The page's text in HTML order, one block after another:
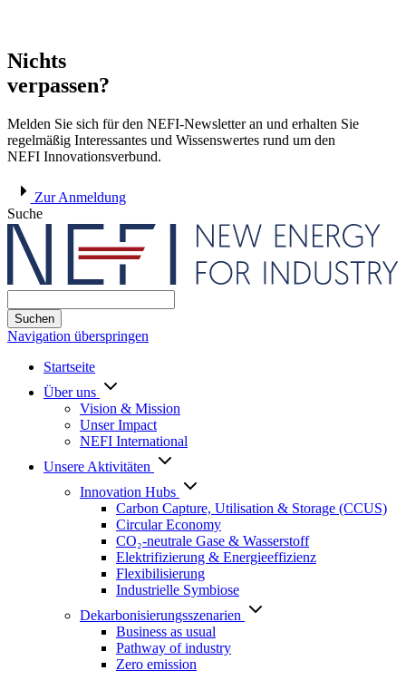
Nichts
verpassen?
Melden Sie sich für den NEFI-Newsletter an und erhalten Sie
regelmäßig Interessantes und Wissenswertes rund um den
NEFI Innovationsverbund.
Zur Anmeldung
Suche
Suchen
Navigation überspringen
Startseite
Über uns
Vision & Mission
Unser Impact
NEFI International
Unsere Aktivitäten
Innovation Hubs
Carbon Capture, Utilisation & Storage (CCUS)
Circular Economy
CO₂-neutrale Gase & Wasserstoff
Elektrifizierung & Energieeffizienz
Flexibilisierung
Industrielle Symbiose
Dekarbonisierungs­szenarien
Business as usual
Pathway of industry
Zero emission